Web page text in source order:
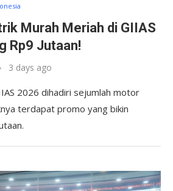
Murah Meriah di GIIAS
Rp9 Jutaan!
3 days ago
2026 dihadiri sejumlah motor
terdapat promo yang bikin